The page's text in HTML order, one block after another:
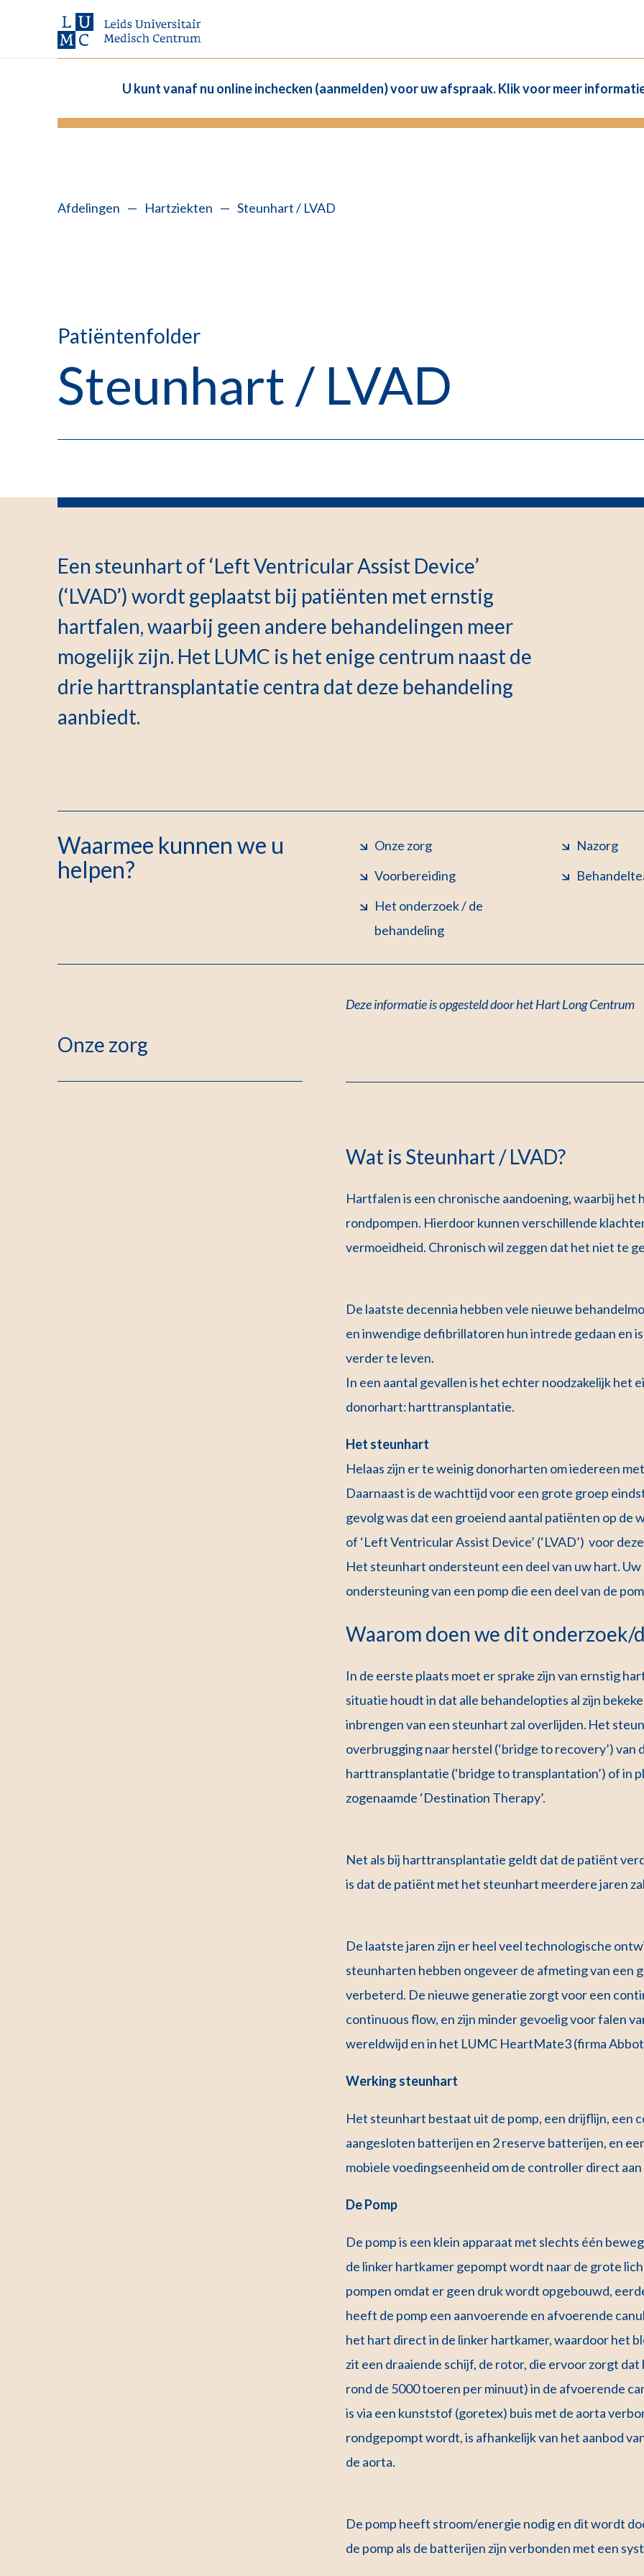
U kunt vanaf nu online inchecken (aanmelden) voor uw afspraak. Klik voor meer
Afdelingen — Hartziekten — Steunhart / LVAD
Patiëntenfolder
Steunhart / LVAD
Een steunhart of ‘Left Ventricular Assist Device’
(‘LVAD’) wordt geplaatst bij patiënten met ernstig
hartfalen, waarbij geen andere behandelingen meer
mogelijk zijn. Het LUMC is het enige centrum naast de
drie harttransplantatie centra dat deze behandeling
aanbiedt.
Waarmee kunnen we u
helpen?
Onze zorg
Voorbereiding
Het onderzoek / de
behandeling
Nazorg
Deze informatie is opgesteld door het Hart Long Centrum
Onze zorg
Wat is Steunhart / LVAD?
Hartfalen is een chronische aandoening, waarbij het
rondpompen. Hierdoor kunnen verschillende
vermoeidheid. Chronisch wil zeggen dat het niet te
De laatste decennia hebben vele nieuwe
en inwendige defibrillatoren hun intrede gedaan en
verder te leven.
In een aantal gevallen is het echter noodzakelijk het
donorhart: harttransplantatie.
Het steunhart
Helaas zijn er te weinig donorharten om iedereen
Daarnaast is de wachttijd voor een grote groep
gevolg was dat een groeiend aantal patiënten op
of ‘Left Ventricular Assist Device’ (‘LVAD’) voor
Het steunhart ondersteunt een deel van uw hart.
ondersteuning van een pomp die een deel van de
Waarom doen we dit onderzoek/
In de eerste plaats moet er sprake zijn van ernstig
situatie houdt in dat alle behandelopties al zijn
inbrengen van een steunhart zal overlijden. Het
overbrugging naar herstel (‘bridge to recovery’)
harttransplantatie (‘bridge to transplantation’) of in
zogenaamde ‘Destination Therapy’.
Net als bij harttransplantatie geldt dat de patiënt
is dat de patiënt met het steunhart meerdere jaren
De laatste jaren zijn er heel veel technologische
steunharten hebben ongeveer de afmeting van een
verbeterd. De nieuwe generatie zorgt voor een
continuous flow, en zijn minder gevoelig voor falen
wereldwijd en in het LUMC HeartMate3 (firma
Werking steunhart
Het steunhart bestaat uit de pomp, een drijflijn, een
aangesloten batterijen en 2 reserve batterijen, en
mobiele voedingseenheid om de controller direct
De Pomp
De pomp is een klein apparaat met slechts één
de linker hartkamer gepompt wordt naar de grote
pompen omdat er geen druk wordt opgebouwd,
heeft de pomp een aanvoerende en afvoerende
het hart direct in de linker hartkamer, waardoor het
zit een draaiende schijf, de rotor, die ervoor zorgt
rond de 5000 toeren per minuut) in de afvoerende
is via een kunststof (goretex) buis met de aorta
rondgepompt wordt, is afhankelijk van het aanbod
de aorta.
De pomp heeft stroom/energie nodig en dit wordt
de pomp als de batterijen zijn verbonden met een